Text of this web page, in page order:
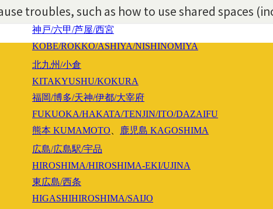
OSAKA/TOYONAKA/SUITA/HIGASHIOSAKA/SAKAI/
神戸/六甲/芦屋/西宮
KOBE/ROKKO/ASHIYA/NISHINOMIYA
北九州/小倉
KITAKYUSHU/KOKURA
福岡/博多/天神/伊都/大宰府
FUKUOKA/HAKATA/TENJIN/ITO/DAZAIFU
熊本 KUMAMOTO 鹿児島 KAGOSHIMA
広島/広島駅/宇品
HIROSHIMA/HIROSHIMA-EKI/UJINA
東広島/西条
HIGASHIHIROSHIMA/SAIJO